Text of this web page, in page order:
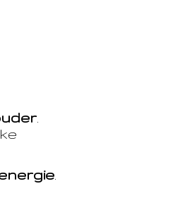
.
.